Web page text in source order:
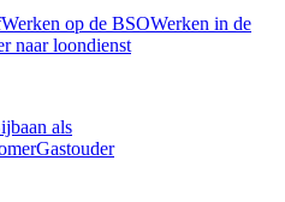
Werken op de BSOWerken in de
naar loondienst
als
Gastouder